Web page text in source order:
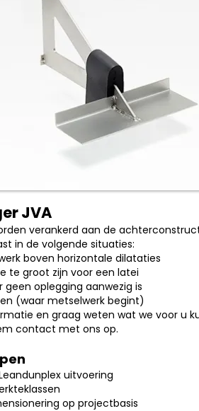
JVA
verankerd aan de
in de volgende situaties:
boven horizontale dilataties
te groot zijn voor een latei
geen oplegging aanwezig is
(waar metselwerk begint)
en graag weten wat we voor u
contact met ons op.
uitvoering
op projectbasis